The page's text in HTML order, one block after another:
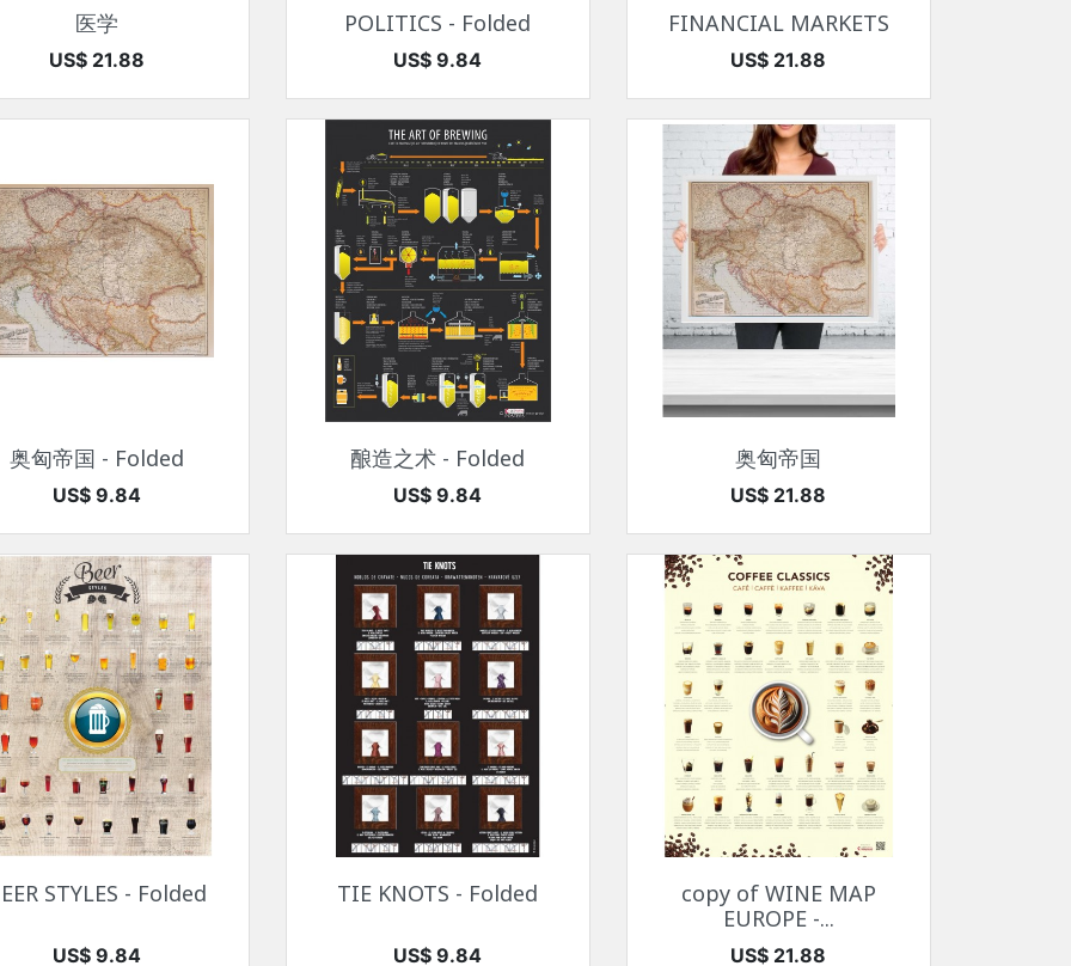
快速查看
医学
价格
US$ 21.88
快速查看
POLITICS - Folded
价格
US$ 9.84
快速查看
FINANCIAL MARKETS
价格
US$ 21.88
快速查看
奥匈帝国 - Folded
价格
US$ 9.84
 快速查看
酿造之术 - Folded
价格
US$ 9.84
 快速查看
奥匈帝国
价格
US$ 21.88
快速查看
STYLES - Folded
价格
US$ 9.84
快速查看
TIE KNOTS - Folded
价格
US$ 9.84
快速查看
copy of WINE MAP
EUROPE -...
价格
US$ 21.88